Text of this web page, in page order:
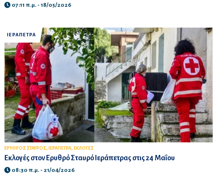
07:11 π.μ. - 18/05/2026
ΙΕΡΑΠΕΤΡΑ
ΕΡΥΘΡΟΣ ΣΤΑΥΡΟΣ, ΙΕΡΑΠΕΤΡΑ, ΕΚΛΟΓΕΣ
Εκλογές στον Ερυθρό Σταυρό Ιεράπετρας στις 24 Μαΐου
08:30 π.μ. - 21/04/2026